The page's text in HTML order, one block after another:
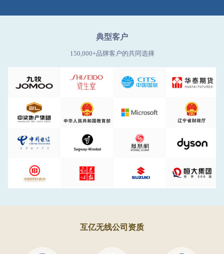
典型客户
150,000+品牌客户的共同选择
互亿无线公司资质